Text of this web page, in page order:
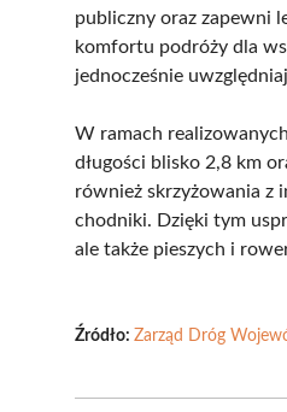
publiczny oraz zapewni
komfortu podróży dla
jednocześnie
W ramach
długości blisko 2,8 km
również skrzyżowania z
chodniki. Dzięki tym
ale także pieszych i
Źródło: Zarząd Dróg